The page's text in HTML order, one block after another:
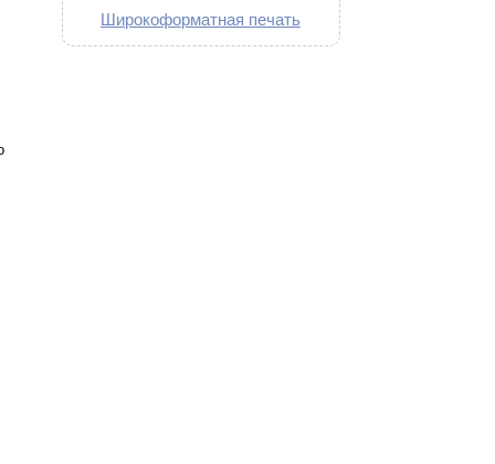
Широкоформатная печать